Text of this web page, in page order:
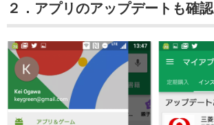
２．アプリのアップデートも確認